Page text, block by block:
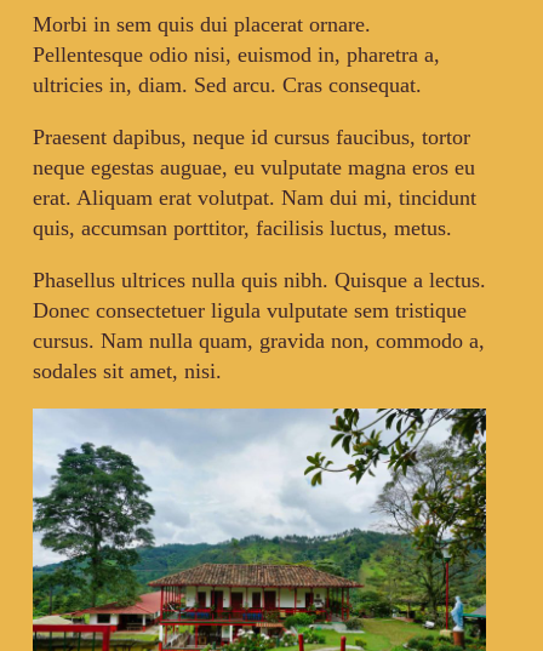
Morbi in sem quis dui placerat ornare.
Pellentesque odio nisi, euismod in, pharetra a,
ultricies in, diam. Sed arcu. Cras consequat.
Praesent dapibus, neque id cursus faucibus, tortor
neque egestas auguae, eu vulputate magna eros eu
erat. Aliquam erat volutpat. Nam dui mi, tincidunt
quis, accumsan porttitor, facilisis luctus, metus.
Phasellus ultrices nulla quis nibh. Quisque a lectus.
Donec consectetuer ligula vulputate sem tristique
cursus. Nam nulla quam, gravida non, commodo a,
sodales sit amet, nisi.